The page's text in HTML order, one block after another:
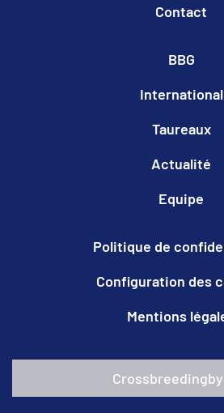
Contact
BBG
International
Taureaux
Actualité
Equipe
Politique de
Configuration des
Mentions